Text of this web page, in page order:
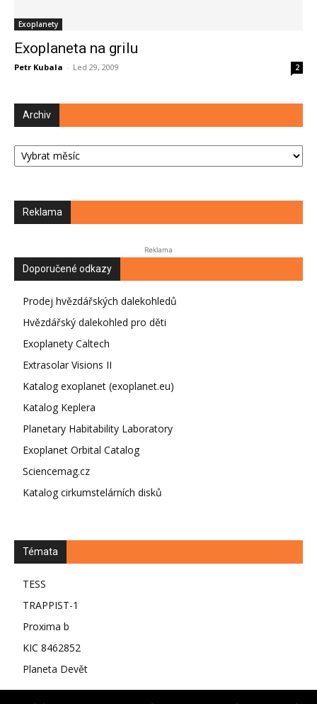
Exoplanety
Exoplaneta na grilu
Petr Kubala - Led 29, 2009 2
Archiv
Archiv
Reklama
Reklama
Doporučené odkazy
Prodej hvězdářských dalekohledů
Hvězdářský dalekohled pro děti
Exoplanety Caltech
Extrasolar Visions II
Katalog exoplanet (exoplanet.eu)
Katalog Keplera
Planetary Habitability Laboratory
Exoplanet Orbital Catalog
Sciencemag.cz
Katalog cirkumstelárních disků
Témata
TESS
TRAPPIST-1
Proxima b
KIC 8462852
Planeta Devět